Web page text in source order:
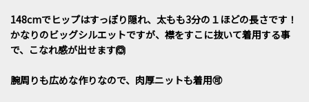
148cmでヒップはすっぽり隠れ、太もも3分の１ほどの長さです！
かなりのビッグシルエットですが、襟をすこに抜いて着用する事
で、こなれ感が出せます🙆
腕周りも広めな作りなので、肉厚ニットも着用🉑